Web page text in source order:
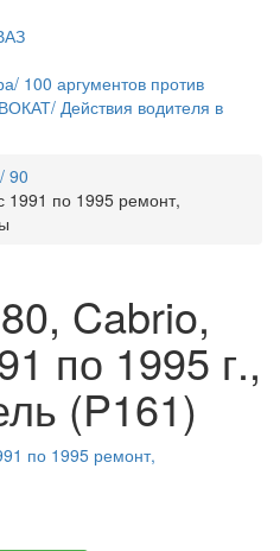
100 аргументов против
Действия водителя в
90
1991 по 1995 ремонт,
Cabrio,
по 1995 г.,
(P161)